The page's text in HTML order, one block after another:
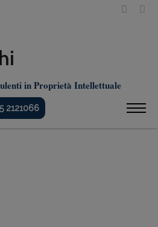
in Proprietà Intellettuale
2121066